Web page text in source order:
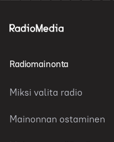
Radiomainonta
Miksi valita radio
Mainonnan ostaminen